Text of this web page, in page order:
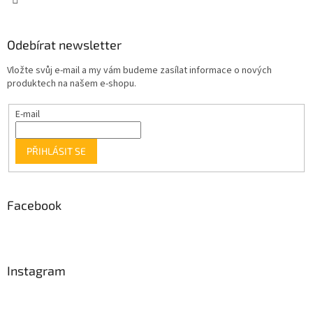
Odebírat newsletter
Vložte svůj e-mail a my vám budeme zasílat informace o nových
produktech na našem e-shopu.
E-mail
PŘIHLÁSIT SE
Facebook
Instagram